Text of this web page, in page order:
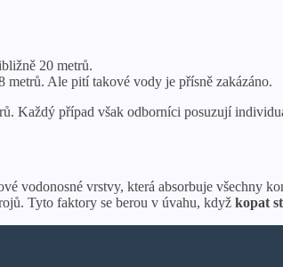
20 metrů.
metrů. Ale pití takové vody je přísně zakázáno.
Každý případ však odborníci posuzují
vodonosné vrstvy, která absorbuje všechny
Tyto faktory se berou v úvahu, když kopat